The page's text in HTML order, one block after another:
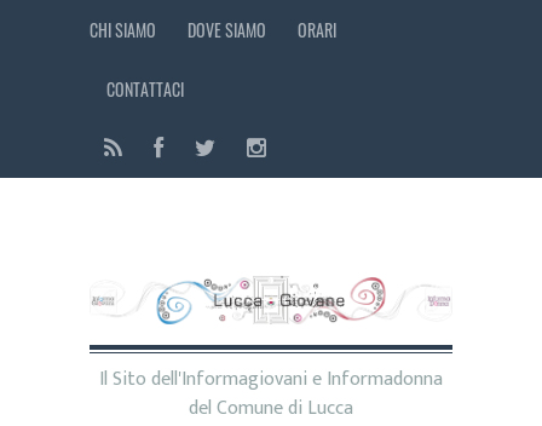
CHI SIAMO DOVE SIAMO ORARI
CONTATTACI
Il Sito dell'Informagiovani e Informadonna
del Comune di Lucca